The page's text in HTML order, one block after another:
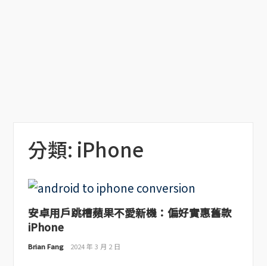
分類: iPhone
安卓用戶跳槽蘋果不愛新機：偏好實惠舊款
iPhone
Brian Fang 2024 年 3 月 2 日